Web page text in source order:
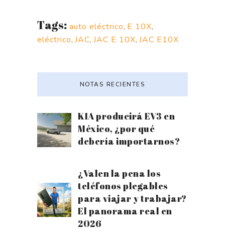
Tags: auto eléctrico, E 10X,
eléctrico, JAC, JAC E 10X, JAC E10X
NOTAS RECIENTES
KIA producirá EV3 en
México, ¿por qué
debería importarnos?
¿Valen la pena los
teléfonos plegables
para viajar y trabajar?
El panorama real en
2026